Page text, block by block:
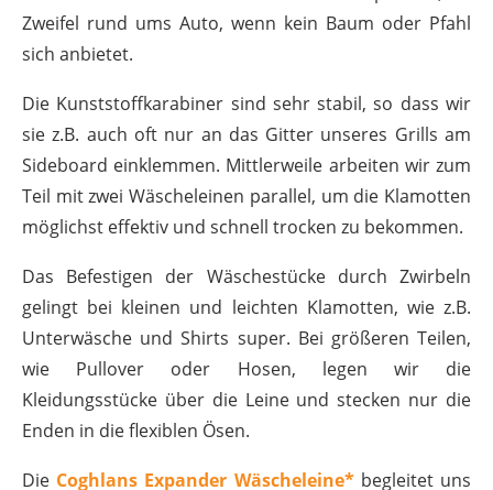
Zweifel rund ums Auto, wenn kein Baum oder Pfahl
sich anbietet.
Die Kunststoffkarabiner sind sehr stabil, so dass wir
sie z.B. auch oft nur an das Gitter unseres Grills am
Sideboard einklemmen. Mittlerweile arbeiten wir zum
Teil mit zwei Wäscheleinen parallel, um die Klamotten
möglichst effektiv und schnell trocken zu bekommen.
Das Befestigen der Wäschestücke durch Zwirbeln
gelingt bei kleinen und leichten Klamotten, wie z.B.
Unterwäsche und Shirts super. Bei größeren Teilen,
wie Pullover oder Hosen, legen wir die
Kleidungsstücke über die Leine und stecken nur die
Enden in die flexiblen Ösen.
Die Coghlans Expander Wäscheleine*begleitet uns